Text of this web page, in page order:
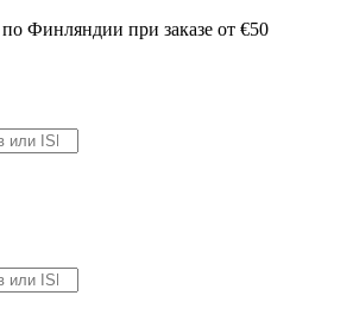
по Финляндии при заказе от €50